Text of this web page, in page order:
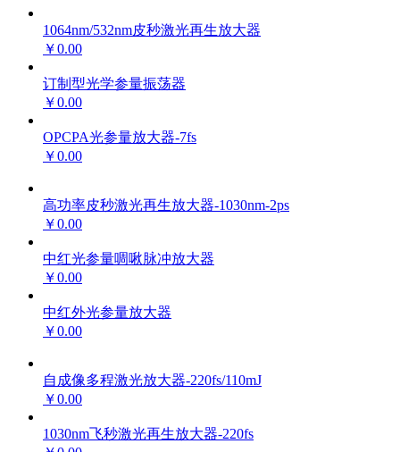
1064nm/532nm皮秒激光再生放大器
￥0.00
订制型光学参量振荡器
￥0.00
OPCPA光参量放大器-7fs
￥0.00
高功率皮秒激光再生放大器-1030nm-2ps
￥0.00
中红光参量啁啾脉冲放大器
￥0.00
中红外光参量放大器
￥0.00
自成像多程激光放大器-220fs/110mJ
￥0.00
1030nm飞秒激光再生放大器-220fs